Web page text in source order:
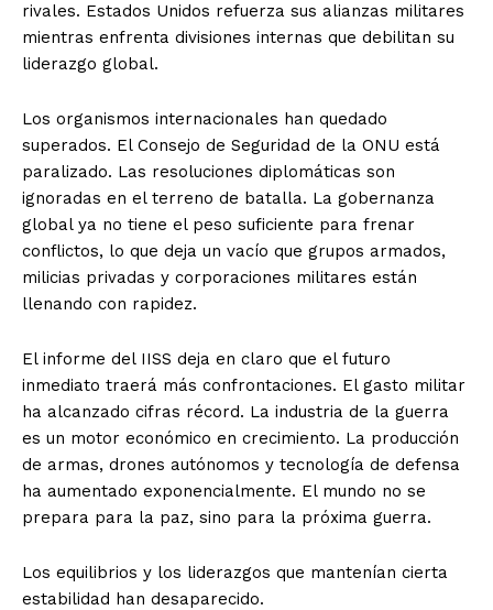
rivales. Estados Unidos refuerza sus alianzas militares
mientras enfrenta divisiones internas que debilitan su
liderazgo global.
Los organismos internacionales han quedado
superados. El Consejo de Seguridad de la ONU está
paralizado. Las resoluciones diplomáticas son
ignoradas en el terreno de batalla. La gobernanza
global ya no tiene el peso suficiente para frenar
conflictos, lo que deja un vacío que grupos armados,
milicias privadas y corporaciones militares están
llenando con rapidez.
El informe del IISS deja en claro que el futuro
inmediato traerá más confrontaciones. El gasto militar
ha alcanzado cifras récord. La industria de la guerra
es un motor económico en crecimiento. La producción
de armas, drones autónomos y tecnología de defensa
ha aumentado exponencialmente. El mundo no se
prepara para la paz, sino para la próxima guerra.
Los equilibrios y los liderazgos que mantenían cierta
estabilidad han desaparecido.